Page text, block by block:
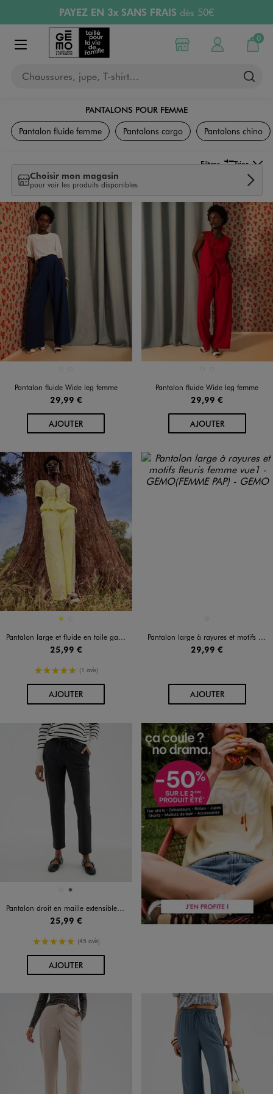
Aller au contenu principal
Aller à la navigationPAYEZ EN 3x SANS FRAIS dès 50€
Retours OFFERTSpendant 30 jours
LIVRAISON OFFERTE
A partir de 40€
Afficher le menu
Chaussures, jupe, T-shirt…
Choisir mon magasin
Mon compte
0
Mon
PANTALONS POUR FEMME
Vêtements
Pantalon fluide femme Pantalons cargo Pantalons chino
Choisir mon magasin
pour voir les produits disponibles
Filtrer Trier
Pantalon fluide Wide leg femme
29,99 €
AJOUTERAU PANIER
Pantalon fluide Wide leg femme
29,99 €
AJOUTERAU PANIER
Disponible en 2 coloris
JAUNE
Pantalon large et fluide en toile gaufrée femme
25,99 €
5/5 de moyenne
(1 avis)
AJOUTERAU PANIER
Pantalon large à rayures et motifs fleuris femme
29,99 €
AJOUTERAU PANIER
Disponible en 2 coloris
ECRUGRIS FONCE
Pantalon droit en maille extensible à chevrons femme
25,99 €
5/5 de moyenne
(45 avis)
AJOUTERAU PANIER